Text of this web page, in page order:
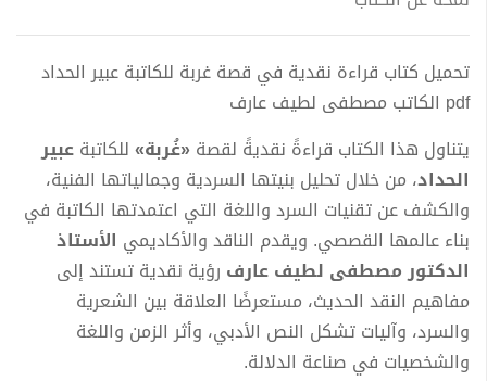
تحميل كتاب قراءة نقدية في قصة غربة للكاتبة عبير الحداد
pdf الكاتب مصطفى لطيف عارف
يتناول هذا الكتاب قراءةً نقديةً لقصة«غُربة»للكاتبةعبير
الحداد، من خلال تحليل بنيتها السردية وجمالياتها الفنية،
والكشف عن تقنيات السرد واللغة التي اعتمدتها الكاتبة في
بناء عالمها القصصي. ويقدم الناقد والأكاديمي الأستاذ
الدكتور مصطفى لطيف عارف رؤية نقدية تستند إلى
مفاهيم النقد الحديث، مستعرضًا العلاقة بين الشعرية
والسرد، وآليات تشكل النص الأدبي، وأثر الزمن واللغة
والشخصيات في صناعة الدلالة.